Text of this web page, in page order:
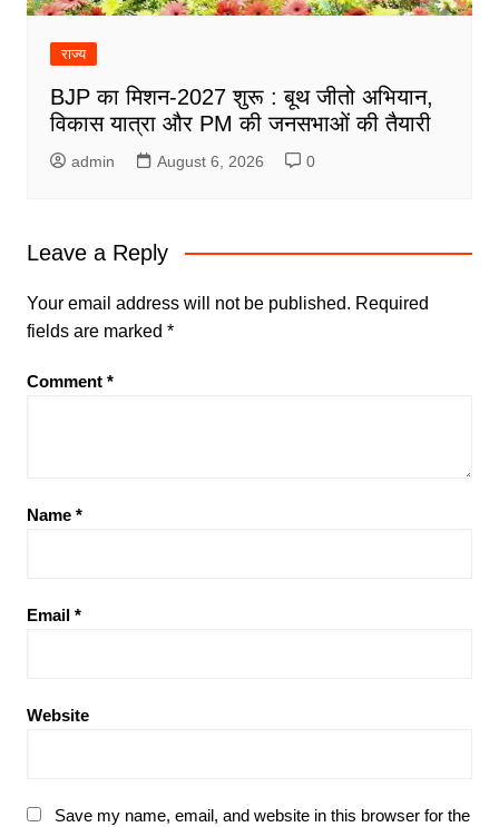
राज्य
BJP का मिशन-2027 शुरू : बूथ जीतो अभियान,
विकास यात्रा और PM की जनसभाओं की तैयारी
admin August 6, 2026 0
Leave a Reply
Your email address will not be published. Required
fields are marked *
Comment *
Name *
Email *
Website
Save my name, email, and website in this browser for the